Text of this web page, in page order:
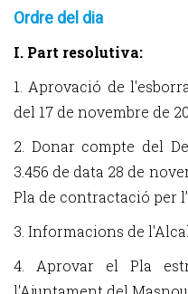
Ordre del dia
I. Part resolutiva:
1. Aprovació de
del 17 de novembre de
2. Donar compte del
3.456 de data 28 de
Pla de contractació per
3. Informacions de
4. Aprovar el Pla